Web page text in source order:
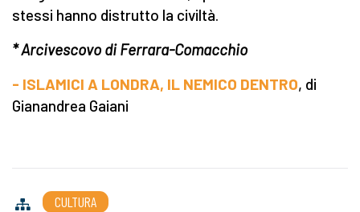
stessi hanno distrutto la civiltà.
* Arcivescovo di Ferrara-Comacchio
- ISLAMICI A LONDRA, IL NEMICO DENTRO, di
Gianandrea Gaiani
CULTURA